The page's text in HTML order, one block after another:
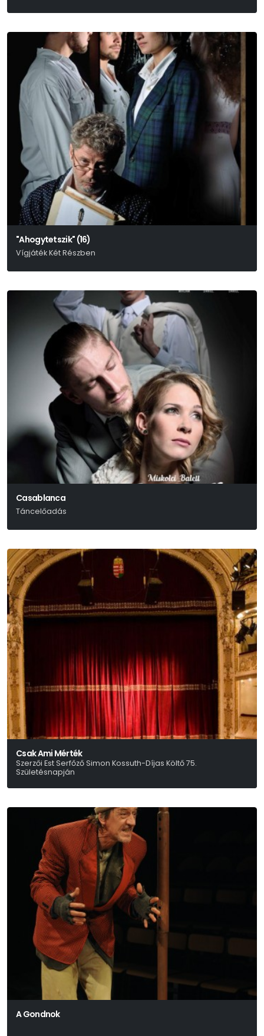
"Ahogytetszik" (16)
Vígjáték Két Részben
Casablanca
Táncelőadás
Csak Ami Mérték
Szerzői Est Serfőző Simon Kossuth-Díjas Költő 75.
Születésnapján
A Gondnok